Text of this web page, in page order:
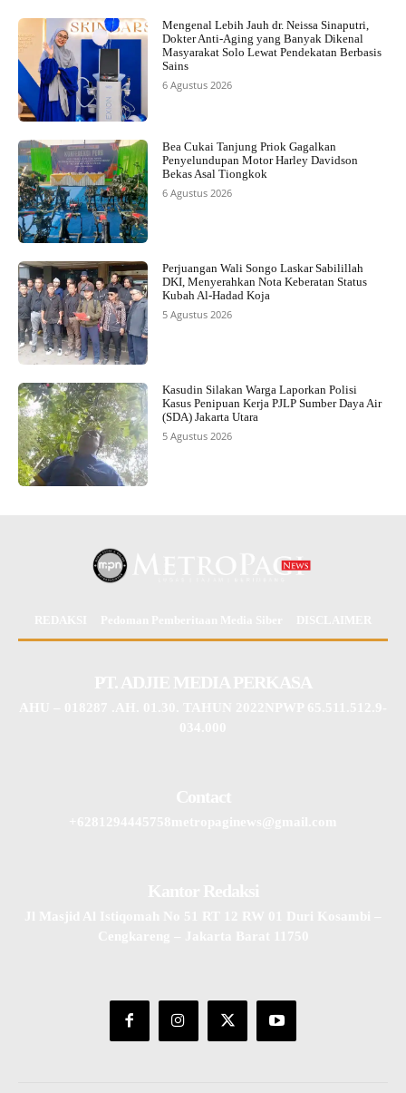
Mengenal Lebih Jauh dr. Neissa Sinaputri,
Dokter Anti-Aging yang Banyak Dikenal
Masyarakat Solo Lewat Pendekatan Berbasis
Sains
6 Agustus 2026
Bea Cukai Tanjung Priok Gagalkan
Penyelundupan Motor Harley Davidson
Bekas Asal Tiongkok
6 Agustus 2026
Perjuangan Wali Songo Laskar Sabilillah
DKI, Menyerahkan Nota Keberatan Status
Kubah Al-Hadad Koja
5 Agustus 2026
Kasudin Silakan Warga Laporkan Polisi
Kasus Penipuan Kerja PJLP Sumber Daya Air
(SDA) Jakarta Utara
5 Agustus 2026